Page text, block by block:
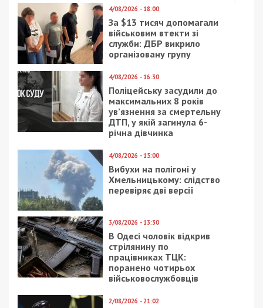
4/08/2026 - 18:00
За $13 тисяч допомагали
військовим втекти зі
служби: ДБР викрило
організовану групу
4/08/2026 - 16:30
Поліцейську засудили до
максимальних 8 років
ув’язнення за смертельну
ДТП, у якій загинула 6-
річна дівчинка
4/08/2026 - 15:00
Вибухи на полігоні у
Хмельницькому: слідство
перевіряє дві версії
3/08/2026 - 13:30
В Одесі чоловік відкрив
стрілянину по
працівниках ТЦК:
поранено чотирьох
військовослужбовців
2/08/2026 - 21:02